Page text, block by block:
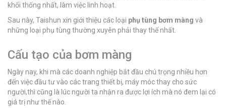
khối thống nhất, làm việc linh hoạt.
Sau này, Taishun xin giới thiệu các loại phụ tùng bơm màng và
những loại phụ tùng thường xuyên phải thay thế nhất.
Cấu tạo của bơm màng
Ngày nay, khi mà các doanh nghiệp bắt đầu chú trọng nhiều hơn
đến việc đầu tư vào các trang thiết bị, máy móc thay cho sức
người,thì cũng là lúc người ta nhận ra được lợi ích mà nó đem lại có
giá trị như thế nào.